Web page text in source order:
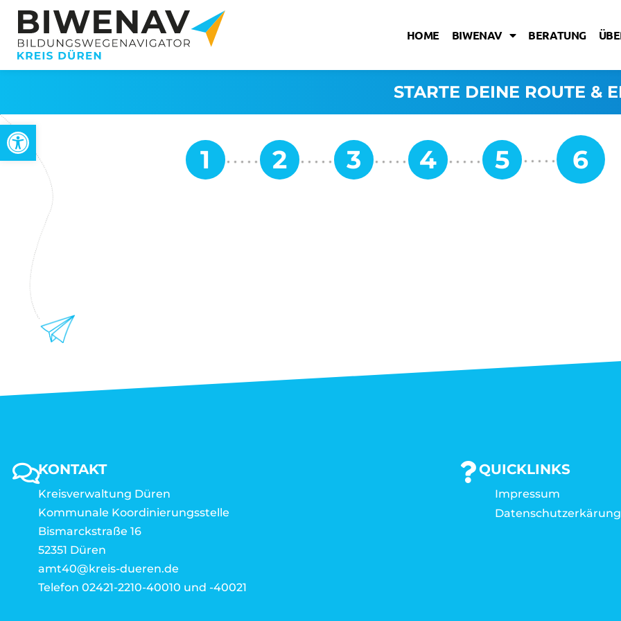
Werkzeugleiste öffnen
HOME BIWENAV BERATUNG
STARTE DEINE ROUTE &
KONTAKT
Kreisverwaltung Düren
Kommunale Koordinierungsstelle
Bismarckstraße 16
52351 Düren
amt40@kreis-dueren.de
Telefon 02421-2210-40010 und -40021
QUICKLINKS
Impressum
Datenschutzerkärung